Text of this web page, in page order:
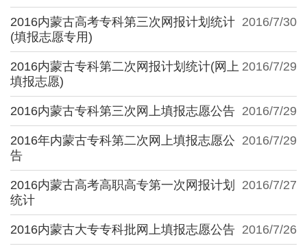
2016/7/30
2016内蒙古高考专科第三次网报计划统计
(填报志愿专用)
2016/7/29
2016内蒙古专科第二次网报计划统计(网上
填报志愿)
2016/7/29
2016内蒙古专科第三次网上填报志愿公告
2016/7/29
2016年内蒙古专科第二次网上填报志愿公
告
2016/7/27
2016内蒙古高考高职高专第一次网报计划
统计
2016/7/26
2016内蒙古大专专科批网上填报志愿公告